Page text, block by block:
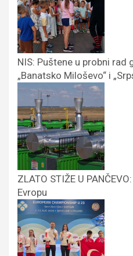
NIS: Puštene u probni rad
„Banatsko Miloševo“ i
ZLATO STIŽE U
Evropu